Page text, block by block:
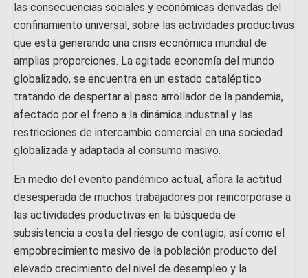
las consecuencias sociales y económicas derivadas del
confinamiento universal, sobre las actividades productivas
que está generando una crisis económica mundial de
amplias proporciones. La agitada economía del mundo
globalizado, se encuentra en un estado cataléptico
tratando de despertar al paso arrollador de la pandemia,
afectado por el freno a la dinámica industrial y las
restricciones de intercambio comercial en una sociedad
globalizada y adaptada al consumo masivo.
En medio del evento pandémico actual, aflora la actitud
desesperada de muchos trabajadores por reincorporase a
las actividades productivas en la búsqueda de
subsistencia a costa del riesgo de contagio, así como el
empobrecimiento masivo de la población producto del
elevado crecimiento del nivel de desempleo y la